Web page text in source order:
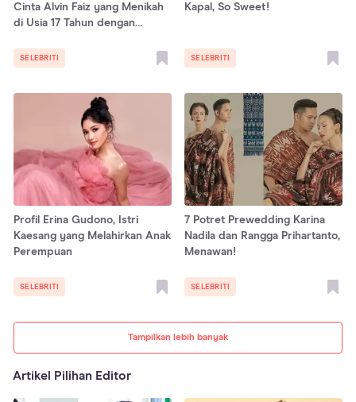
Tampilkan lebih banyak
Cinta Alvin Faiz yang Menikah
di Usia 17 Tahun dengan
SELEBRITI
Kapal, So Sweet!
SELEBRITI
Profil Erina Gudono, Istri
Kaesang yang Melahirkan Anak
Perempuan
SELEBRITI
7 Potret Prewedding Karina
Nadila dan Rangga Prihartanto,
Menawan!
SELEBRITI
Artikel Pilihan Editor